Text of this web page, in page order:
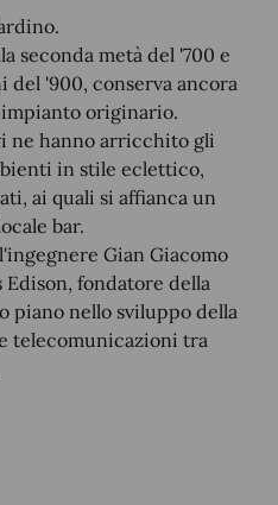
seconda metà del '700 e
'900, conserva ancora
originario.
ne hanno arricchito gli
in stile eclettico,
ai quali si affianca un
bar.
Gian Giacomo
Edison, fondatore della
piano nello sviluppo della
telecomunicazioni tra